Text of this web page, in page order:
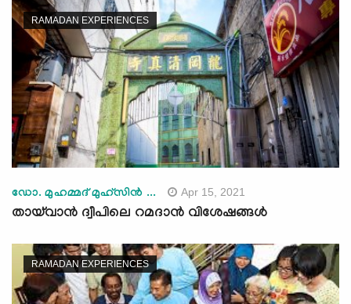
RAMADAN EXPERIENCES
ഡോ. മുഹമ്മദ് മുഹ്സിന്‍ ... Apr 15, 2021
തായ്‌വാൻ ദ്വീപിലെ റമദാൻ വിശേഷങ്ങൾ
RAMADAN EXPERIENCES